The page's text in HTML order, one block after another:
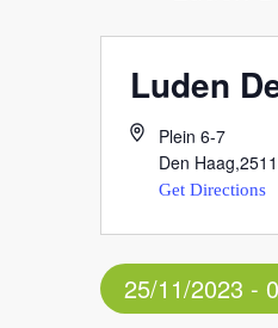
Luden
Plein 6-7
Den Haag,
Get Directions
25/11/2023 -